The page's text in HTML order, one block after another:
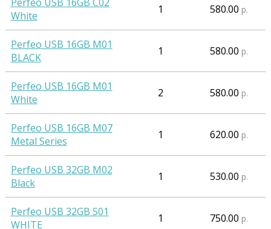
Perfeo USB 16GB C02
White
1 580.00 р.
Perfeo USB 16GB M01
BLACK
1 580.00 р.
Perfeo USB 16GB M01
White
2 580.00 р.
Perfeo USB 16GB M07
Metal Series
1 620.00 р.
Perfeo USB 32GB M02
Black
1 530.00 р.
Perfeo USB 32GB S01
WHITE
1 750.00 р.